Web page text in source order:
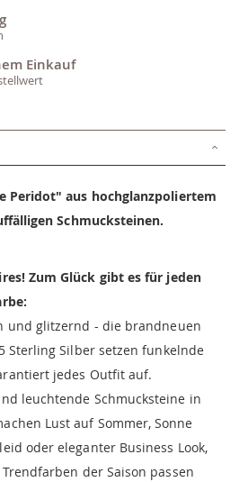
Einkauf
Peridot" aus hochglanzpoliertem
Schmucksteinen.
Zum Glück gibt es für jeden
und glitzernd - die brandneuen
Sterling Silber setzen funkelnde
jedes Outfit auf.
leuchtende Schmucksteine in
Lust auf Sommer, Sonne
oder eleganter Business Look,
der Saison passen